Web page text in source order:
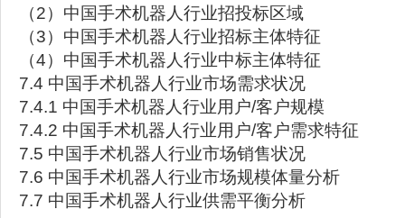
（2）中国手术机器人行业招投标区域
（3）中国手术机器人行业招标主体特征
（4）中国手术机器人行业中标主体特征
7.4 中国手术机器人行业市场需求状况
7.4.1 中国手术机器人行业用户/客户规模
7.4.2 中国手术机器人行业用户/客户需求特征
7.5 中国手术机器人行业市场销售状况
7.6 中国手术机器人行业市场规模体量分析
7.7 中国手术机器人行业供需平衡分析